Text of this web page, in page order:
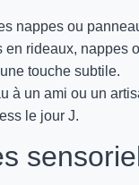
nappes ou
rideaux, nappes
touche subtile.
à un ami ou un
le jour J.